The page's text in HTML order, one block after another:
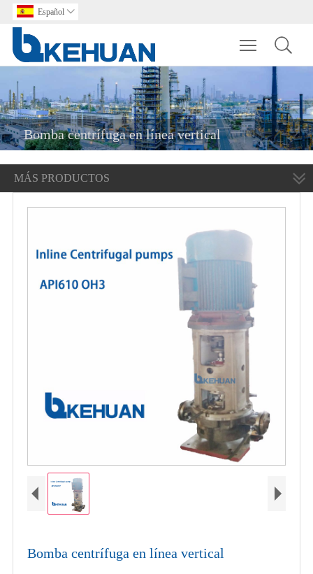
Español 
Toggle
Bomba centrífuga en línea vertical
MÁS PRODUCTOS
Bomba centrífuga en línea vertical